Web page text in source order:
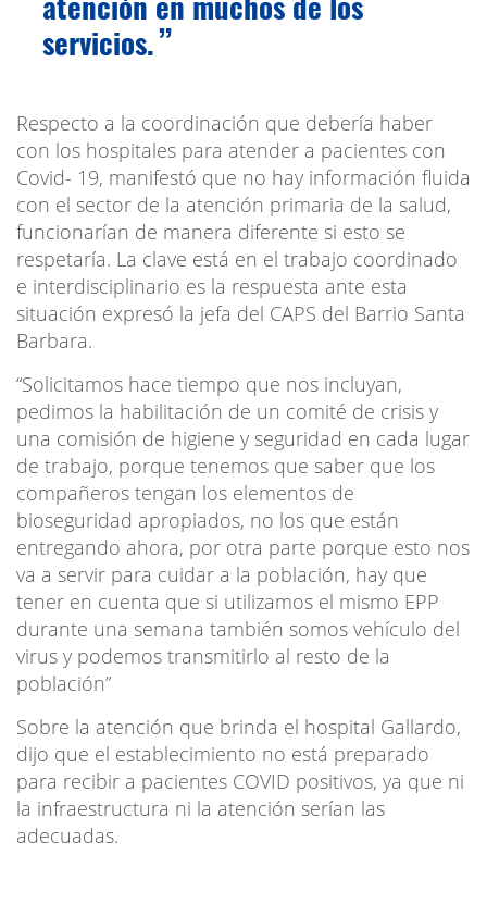
servicios.
Respecto a la coordinación que debería haber
con los hospitales para atender a pacientes con
Covid- 19, manifestó que no hay información fluida
con el sector de la atención primaria de la salud,
funcionarían de manera diferente si esto se
respetaría. La clave está en el trabajo coordinado
e interdisciplinario es la respuesta ante esta
situación expresó la jefa del CAPS del Barrio Santa
Barbara.
“Solicitamos hace tiempo que nos incluyan,
pedimos la habilitación de un comité de crisis y
una comisión de higiene y seguridad en cada lugar
de trabajo, porque tenemos que saber que los
compañeros tengan los elementos de
bioseguridad apropiados, no los que están
entregando ahora, por otra parte porque esto nos
va a servir para cuidar a la población, hay que
tener en cuenta que si utilizamos el mismo EPP
durante una semana también somos vehículo del
virus y podemos transmitirlo al resto de la
población”
Sobre la atención que brinda el hospital Gallardo,
dijo que el establecimiento no está preparado
para recibir a pacientes COVID positivos, ya que ni
la infraestructura ni la atención serían las
adecuadas.